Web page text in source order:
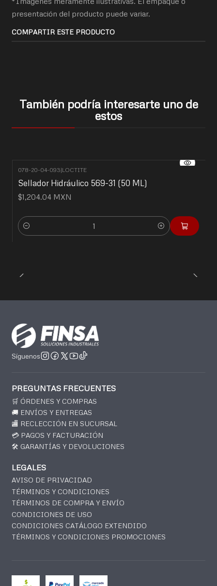
presentación del producto puede variar.
COMPARTIR ESTE PRODUCTO
También podría interesarte uno de
estos
078-20-04-093|LOCTITE
Sellador Hidráulico 569-31 (50 ML)
$1,204.04 MXN
Cantidad
Síguenos
PREGUNTAS FRECUENTES
🛒 ÓRDENES Y COMPRAS
🚚 ENVÍOS Y ENTREGAS
🏬 RECLECCIÓN EN SUCURSAL
💳 PAGOS Y FACTURACIÓN
🛠️ GARANTÍAS Y DEVOLUCIONES
LEGALES
AVISO DE PRIVACIDAD
TÉRMINOS Y CONDICIONES
TÉRMINOS DE COMPRA Y ENVÍO
CONDICIONES DE USO
CONDICIONES CATÁLOGO EXTENDIDO
TÉRMINOS Y CONDICIONES PROMOCIONES